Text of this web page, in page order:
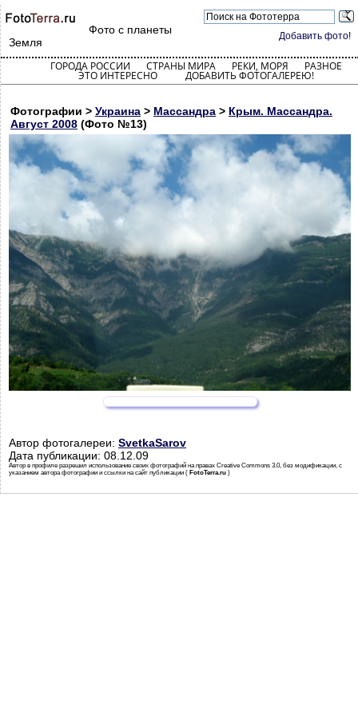
Добавить фото!
Фото с планеты
Земля
ГОРОДА РОССИИ СТРАНЫ МИРА РЕКИ, МОРЯ РАЗНОЕ
ЭТО ИНТЕРЕСНО ДОБАВИТЬ ФОТОГАЛЕРЕЮ!
Фотографии > Украина > Массандра > Крым. Массандра.
Август 2008 (Фото №13)
Автор фотогалереи: SvetkaSarov
Дата публикации: 08.12.09
Автор в профиле разрешил использование своих фотографий на правах Creative Commons 3.0, без модификации, с
указанием автора фотографии и ссылки на сайт публикации ( FotoTerra.ru )